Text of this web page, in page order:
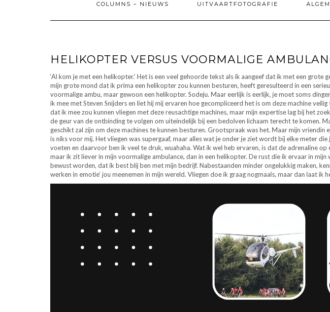
COLUMNS – NIEUWS UITVAARTFOTOGRAFIE
HELIKOPTER VERSUS VOORMALIGE
‘Al kom je met een helikopter.’ Het is een veel gehoorde tekst als ik aangeef dat ik met een
mijn grote mond dat ik prima een helikopter zou kunnen besturen, heeft geresulteerd in een
voormalige ambu, maar gewoon een helikopter. Sodeju. Maar eerlijk is eerlijk, je moet soms
ik mee met Steven Snijders en liet hij mij ervaren hoe gecompliceerd het is om deze machine
dat ik mee zou kunnen vliegen met deze reusachtige machines, maar mijn expertise lag bij het
de geur van de ontbinding te volgen om uiteindelijk bij een bedolven lichaam terecht te komen.
geschikt zal zijn om deze machines te kunnen besturen. Grootspraak was het. Maar mijn
is niks voor mij. Het vliegen was supergaaf, maar alles wat je onder je ziet wordt bij elke meter
voeten en daarvoor ben ik veel te druk, wuahaha. Wat ik wel heb ervaren, is dat de adrenaline
maar ik zit liever in mijn voormalige ambulance, dan in een helikopter. De rust die ik ervaar in
bewust worden, dat ik best blij ben met mijn bedrijf. Nabestaanden minder ongelukkig maken,
werken in emotie’ jou meenemen in mijn wereld. Vliegen doe ik graag nogmaals, maar dan laat ik